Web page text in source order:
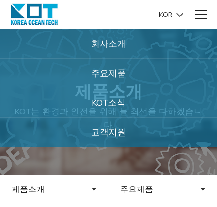
KOR
회사소개
주요제품
KOT소식
고객지원
제품소개
KOT는 환경과 안전을 위해 늘 최선을 다하겠습니
다.
제품소개 주요제품